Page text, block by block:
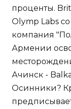
проценты.
Olymp Labs
компания
Армении
Ачинск -
Осинники?